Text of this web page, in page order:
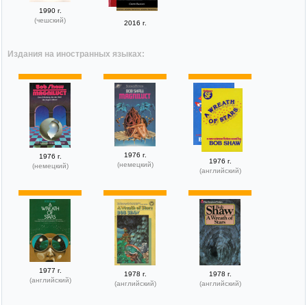
1990 г.
(чешский)
2016 г.
Издания на иностранных языках:
1976 г.
(немецкий)
1976 г.
(немецкий)
1976 г.
(английский)
1977 г.
(английский)
1978 г.
(английский)
1978 г.
(английский)